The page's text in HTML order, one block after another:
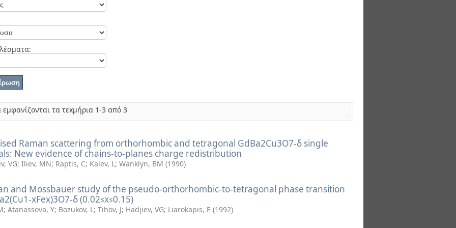
τα τεκμήρια 1-3 από 3
Raman scattering from orthorhombic and tetragonal GdBa2Cu3O7-δ single
New evidence of chains-to-planes charge redistribution
VG; Iliev, MN; Raptis, C; Kalev, L; Wanklyn, BM (1990)
and Mössbauer study of the pseudo-orthorhombic-to-tetragonal phase transition
xFex)3O7-δ (0.02≤x≤0.15)
; Atanassova, Y; Bozukov, L; Tihov, J; Hadjiev, VG; Liarokapis, E (1992)